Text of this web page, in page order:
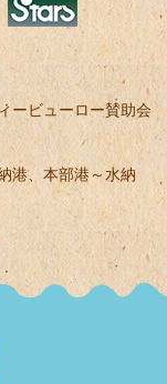
ービューロー賛助会
港、本部港～水納